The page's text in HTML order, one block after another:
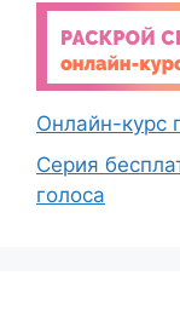
Онлайн-курс
Серия
голоса